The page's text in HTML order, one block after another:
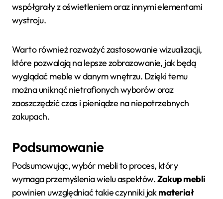
współgrały z oświetleniem oraz innymi elementami
wystroju.
Warto również rozważyć zastosowanie wizualizacji,
które pozwalają na lepsze zobrazowanie, jak będą
wyglądać meble w danym wnętrzu. Dzięki temu
można uniknąć nietrafionych wyborów oraz
zaoszczędzić czas i pieniądze na niepotrzebnych
zakupach.
Podsumowanie
Podsumowując, wybór mebli to proces, który
wymaga przemyślenia wielu aspektów.Zakup mebli
powinien uwzględniać takie czynniki jakmateriał